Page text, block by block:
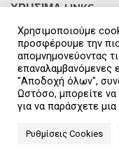
ΧΡΗΣΙΜΑ LINKS
Επικοινωνία
Αποστολή Προϊόντων
Τρόποι Πληρωμής
Όροι Χρήσης
Πολιτική Απορρήτου &
Χρησιμοποιούμε
προσφέρουμε την
απομνημονεύοντας
επαναλαμβανόμενες
"Αποδοχή όλων",
Ωστόσο, μπορείτε να
για να παράσχετε
Ρυθμίσεις Cookies